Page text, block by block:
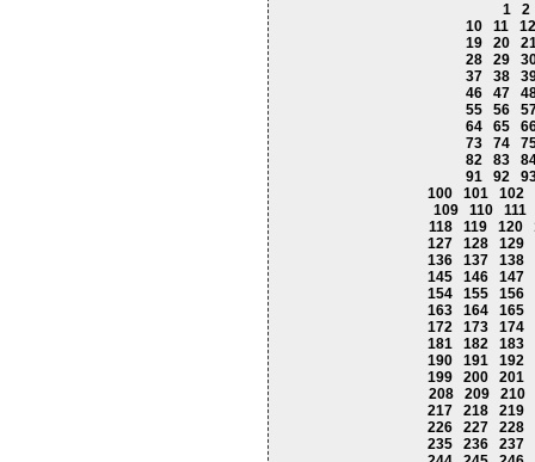
1
2
10
11
12
19
20
28
29
37
38
46
47
55
56
64
65
73
74
82
83
91
92
100
101
102
109
110
111
118
119 120
127
128
129
136
137
138
145
146
147
154
155
156
163
164
165
172
173
174
181
182
183
190
191
192
199
200
201
208
209
210
217
218
219
226
227
228
235
236
237